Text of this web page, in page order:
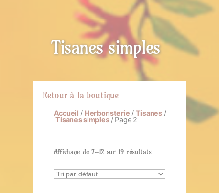
Tisanes simples
Retour à la boutique
Accueil / Herboristerie / Tisanes/
Tisanes simples/ Page 2
Affichage de 7–12 sur 19 résultats